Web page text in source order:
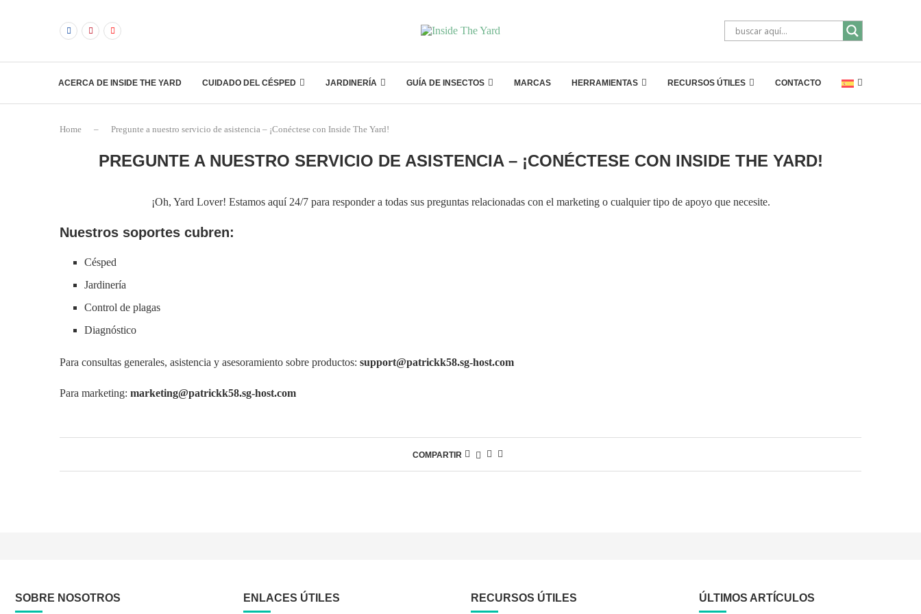
ACERCA DE INSIDE THE YARD CUIDADO DEL CÉSPED JARDINERÍA GUÍA DE INSECTOS MARCAS HERRAMIENTAS RECURSOS ÚTILES CONTACTO
Home – Pregunte a nuestro servicio de asistencia – ¡Conéctese con Inside The Yard!
PREGUNTE A NUESTRO SERVICIO DE ASISTENCIA – ¡CONÉCTESE CON INSIDE THE YARD!
¡Oh, Yard Lover! Estamos aquí 24/7 para responder a todas sus preguntas relacionadas con el marketing o cualquier tipo de apoyo que necesite.
Nuestros soportes cubren:
Césped
Jardinería
Control de plagas
Diagnóstico
Para consultas generales, asistencia y asesoramiento sobre productos: support@patrickk58.sg-host.com
Para marketing: marketing@patrickk58.sg-host.com
COMPARTIR
SOBRE NOSOTROS ENLACES ÚTILES RECURSOS ÚTILES ÚLTIMOS ARTÍCULOS